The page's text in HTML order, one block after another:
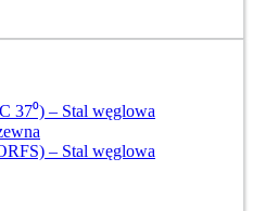
37⁰) – Stal węglowa
– Stal węglowa